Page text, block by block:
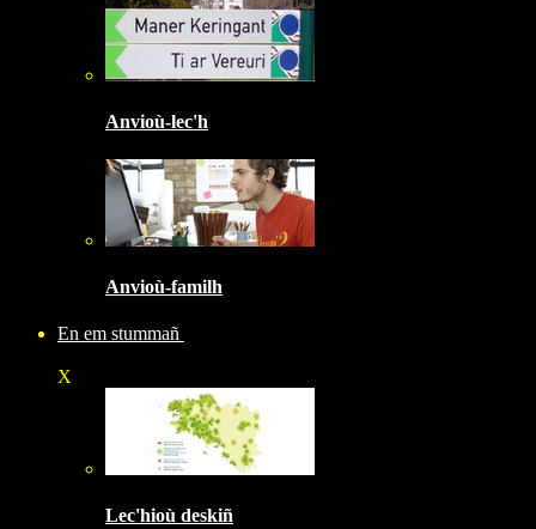
Anvioù-lec'h
Anvioù-familh
En em stummañ
X
Lec'hioù deskiñ